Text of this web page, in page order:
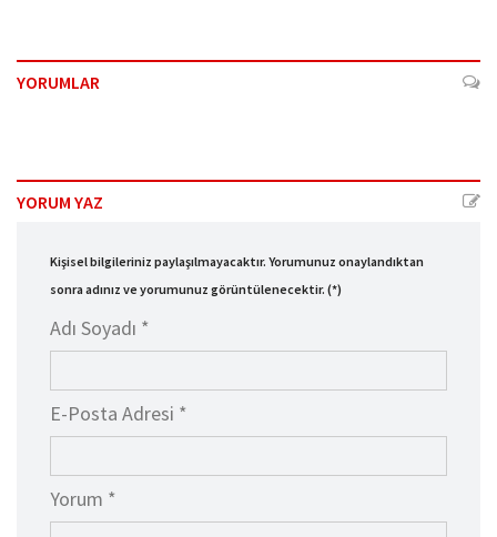
YORUMLAR
YORUM YAZ
Kişisel bilgileriniz paylaşılmayacaktır. Yorumunuz onaylandıktan
sonra adınız ve yorumunuz görüntülenecektir. (*)
Adı Soyadı *
E-Posta Adresi *
Yorum *